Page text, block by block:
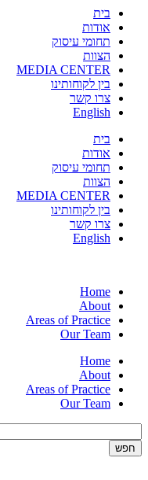
בית
אודות
תחומי עיסוק
הצוות
MEDIA CENTER
בין לקוחותינו
צרו קשר
English
בית
אודות
תחומי עיסוק
הצוות
MEDIA CENTER
בין לקוחותינו
צרו קשר
English
Home
About
Areas of Practice
Our Team
Home
About
Areas of Practice
Our Team
חפש